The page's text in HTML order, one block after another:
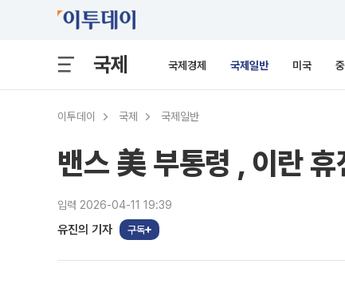
국제 국제경제 국제일반 미국
이투데이 국제 국제일반
밴스 美 부통령 , 이란
입력 2026-04-11 19:39
유진의 기자 구독